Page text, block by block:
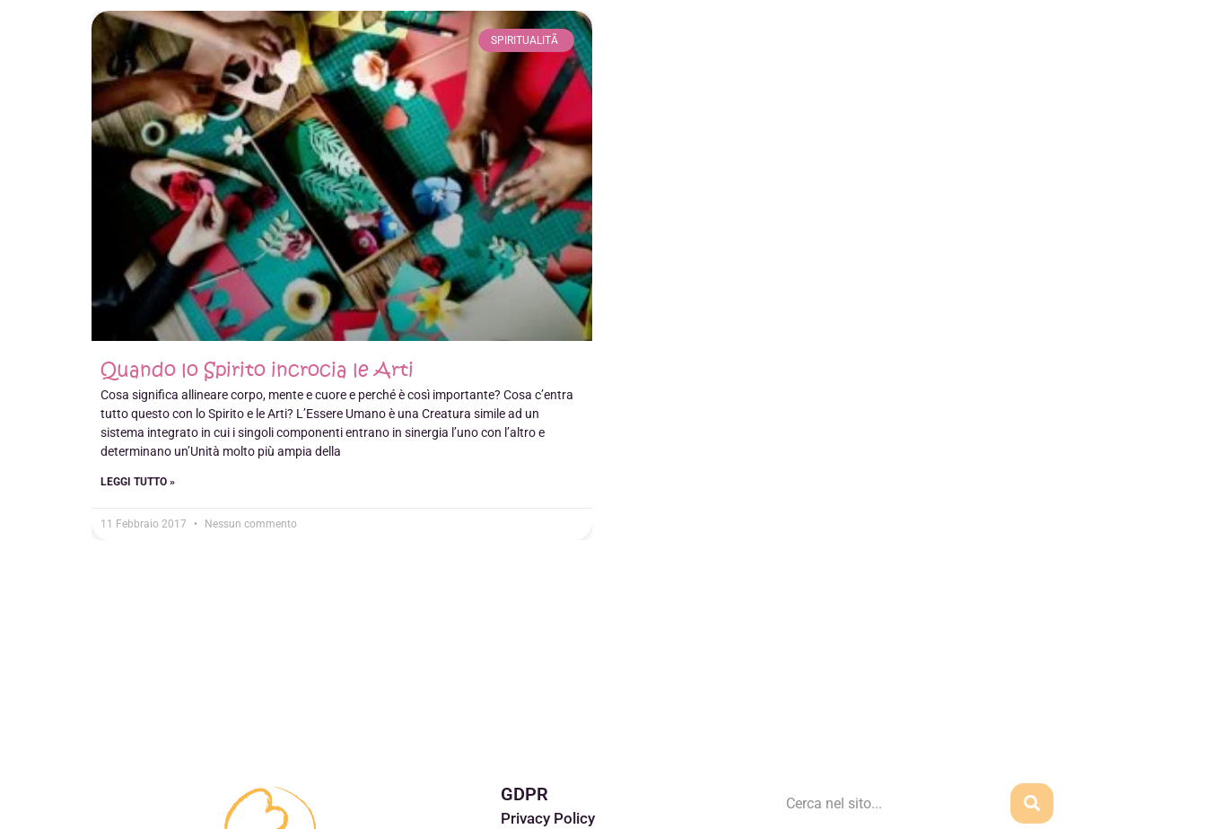
SPIRITUALITÃ
Quando lo Spirito incrocia le Arti
Cosa significa allineare corpo, mente e cuore e perché è così importante? Cosa c’entra
tutto questo con lo Spirito e le Arti? L’Essere Umano è una Creatura simile ad un
sistema integrato in cui i singoli componenti entrano in sinergia l’uno con l’altro e
determinano un’Unità molto più ampia della
LEGGI TUTTO »
11 Febbraio 2017 Nessun commento
GDPR
Privacy Policy